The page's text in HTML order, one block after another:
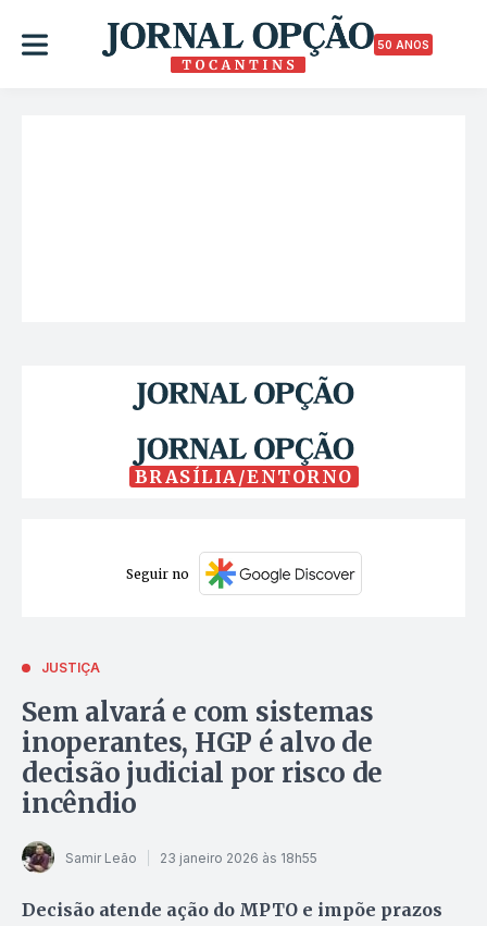
50 ANOS
BRASÍLIA/ENTORNO
Seguir no
JUSTIÇA
Sem alvará e com sistemas
inoperantes, HGP é alvo de
decisão judicial por risco de
incêndio
Samir Leão 23 janeiro 2026 às 18h55
Decisão atende ação do MPTO e impõe prazos